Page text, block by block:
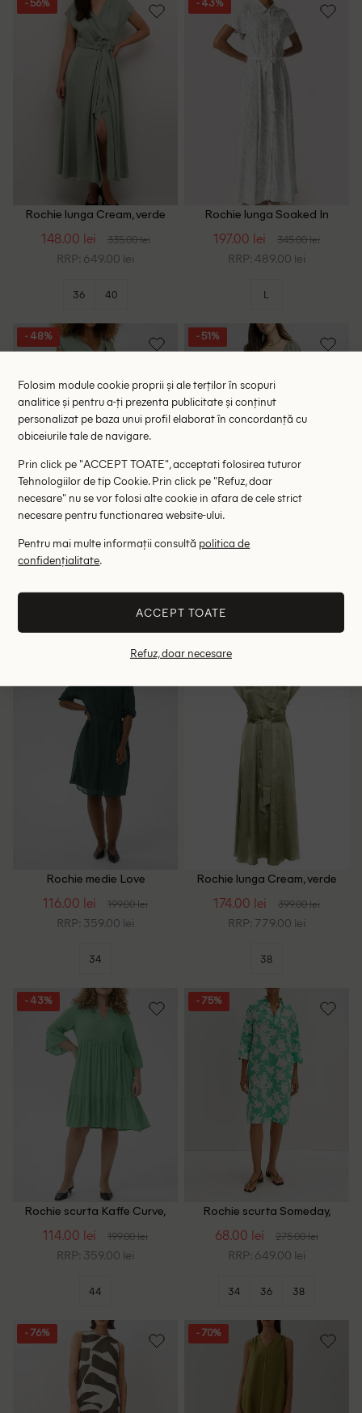
- 56%
Rochie lunga Cream, verde
148.00 lei 335.00 lei
RRP: 649.00 lei
36 40
- 43%
Rochie lunga Soaked In
197.00 lei 345.00 lei
RRP: 489.00 lei
L
- 48%
Rochie scurta Cream, verde
127.00 lei
RRP: 499.00 lei
- 51%
Rochie medie Sorbet, verde
RRP: 349.00 lei
Rochie medie Love
116.00 lei 199.00 lei
RRP: 359.00 lei
34
Rochie lunga Cream, verde
174.00 lei 399.00 lei
RRP: 779.00 lei
38
- 43%
Rochie scurta Kaffe Curve,
114.00 lei 199.00 lei
RRP: 359.00 lei
44
- 75%
Rochie scurta Someday,
68.00 lei 275.00 lei
RRP: 649.00 lei
34 36 38
- 76% - 70%
Folosim module cookie proprii și ale terților în scopuri
analitice și pentru a-ți prezenta publicitate și conținut
personalizat pe baza unui profil elaborat în concordanță cu
obiceiurile tale de navigare.
Prin click pe "ACCEPT TOATE", acceptati folosirea tuturor
Tehnologiilor de tip Cookie. Prin click pe "Refuz, doar
necesare" nu se vor folosi alte cookie in afara de cele strict
necesare pentru functionarea website-ului.
Pentru mai multe informații consultă politica de
confidențialitate.
ACCEPT TOATE
Refuz, doar necesare